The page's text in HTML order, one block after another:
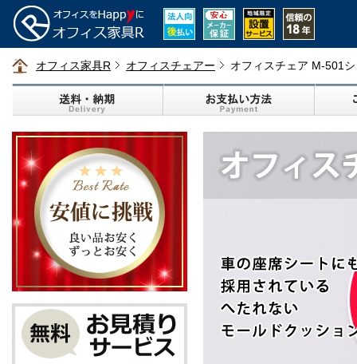
オフィス家具R オフィスチェアー オフィスチェア M-501